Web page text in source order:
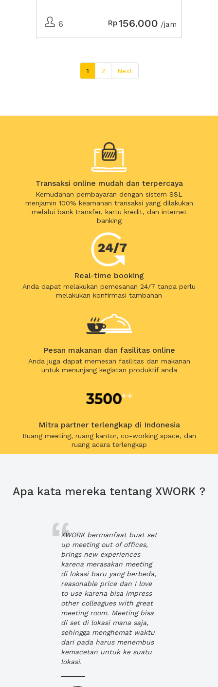
6 Rp156.000 /jam
1 2 Next
Transaksi online mudah dan terpercaya
Kemudahan pembayaran dengan sistem SSL
menjamin 100% keamanan transaksi yang dilakukan
melalui bank transfer, kartu kredit, dan internet
banking
Real-time booking
Anda dapat melakukan pemesanan 24/7 tanpa perlu
melakukan konfirmasi tambahan
Pesan makanan dan fasilitas online
Anda juga dapat memesan fasilitas dan makanan
untuk menunjang kegiatan produktif anda
Mitra partner terlengkap di Indonesia
Ruang meeting, ruang kantor, co-working space, dan
ruang acara terlengkap
Apa kata mereka tentang XWORK ?
XWORK bermanfaat buat set
up meeting out of offices,
brings new experiences
karena merasakan meeting
di lokasi baru yang berbeda,
reasonable price dan I love
to use karena bisa impress
other colleagues with great
meeting room. Meeting bisa
di set di lokasi mana saja,
sehingga menghemat waktu
dari pada harus menembus
kemacetan untuk ke suatu
lokasi.